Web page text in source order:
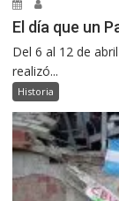
El día que un
Del 6 al 12 de
realizó...
Historia